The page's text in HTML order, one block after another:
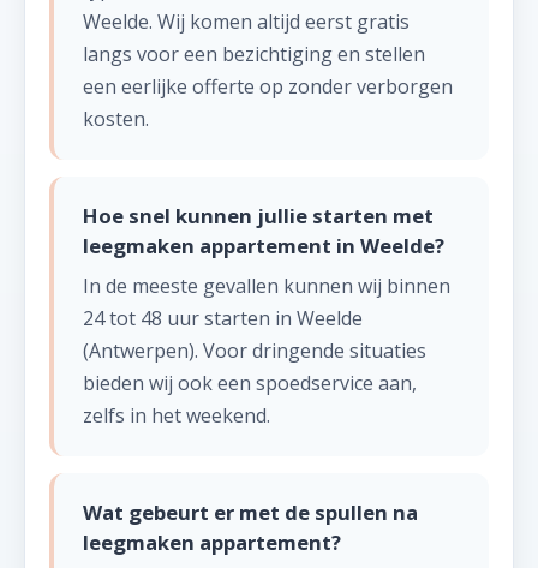
Weelde. Wij komen altijd eerst gratis
langs voor een bezichtiging en stellen
een eerlijke offerte op zonder verborgen
kosten.
Hoe snel kunnen jullie starten met
leegmaken appartement in Weelde?
In de meeste gevallen kunnen wij binnen
24 tot 48 uur starten in Weelde
(Antwerpen). Voor dringende situaties
bieden wij ook een spoedservice aan,
zelfs in het weekend.
Wat gebeurt er met de spullen na
leegmaken appartement?